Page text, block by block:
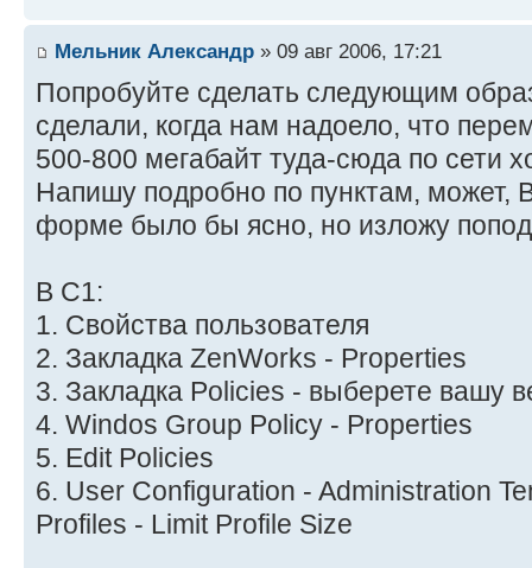
Мельник Александр » 09 авг 2006, 17:21
Попробуйте сделать следующим
сделали, когда нам надоело, что
500-800 мегабайт туда-сюда по сети
Напишу подробно по пунктам, может,
форме было бы ясно, но изложу
В С1:
1. Свойства пользователя
2. Закладка ZenWorks - Properties
3. Закладка Policies - выберете вашу
4. Windos Group Policy - Properties
5. Edit Policies
6. User Configuration - Administration
Profiles - Limit Profile Size